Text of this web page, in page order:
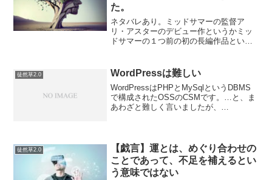
た。
ネタバレあり。ミッドサマーの監督ア
リ・アスターのデビュー作というかミッ
ドサマーの１つ前の初の長編作品という
まで評価は高くない☆3.7だが…個人的に
は「傑作」って言葉が相...
徒然草2.0 WordPressは難しい
WordPressはPHPとMySqlというDBMS
で構成されたOSSのCSMです。…と、ま
あわざと難しく言いましたが、
「運...
徒然草2.0
【戯言】運とは、めぐり合わせの
ことであって、不足を補えるとい
う意味ではない